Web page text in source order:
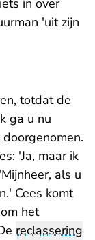
in over
'uit zijn
totdat de
ga u nu
'Ja, maar ik
als u
Cees komt
het
reclassering